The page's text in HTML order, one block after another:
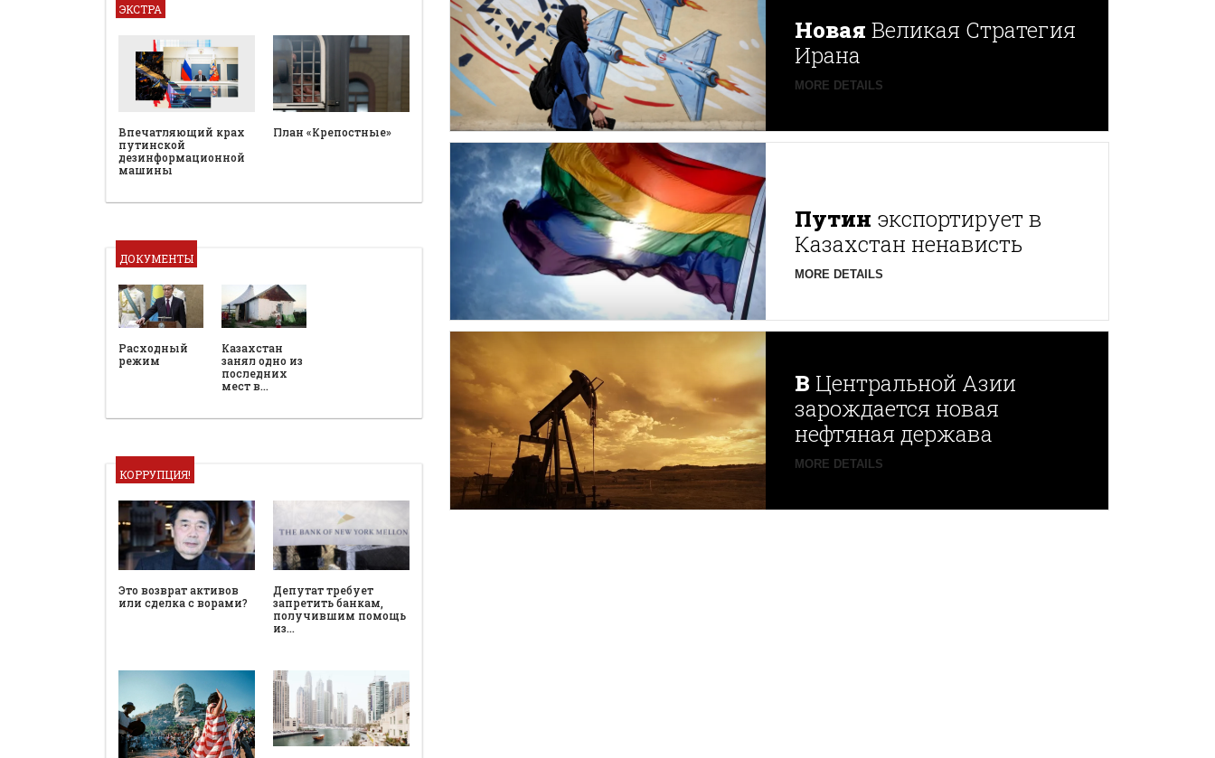
ЭКСТРА
Впечатляющий крах
путинской
дезинформационной
машины
План «Крепостные»
ДОКУМЕНТЫ
Расходный
режим
Казахстан
занял одно из
последних
мест в…
КОРРУПЦИЯ!
Это возврат активов
или сделка с ворами?
Депутат требует
запретить банкам,
получившим помощь
из…
Новая Великая Стратегия
Ирана
MORE DETAILS
Путин экспортирует в
Казахстан ненависть
MORE DETAILS
В Центральной Азии
зарождается новая
нефтяная держава
MORE DETAILS